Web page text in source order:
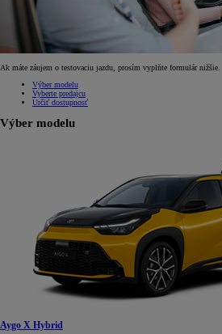
Ak máte záujem o testovaciu jazdu, prosím vyplňte formulár nižšie.
Výber modelu
Vyberte predajcu
Určiť dostupnosť
Výber modelu
Aygo X Hybrid